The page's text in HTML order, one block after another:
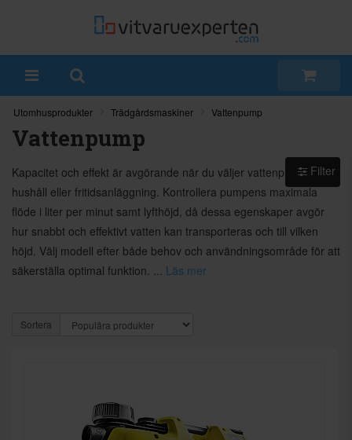
Utomhusprodukter Trädgårdsmaskiner Vattenpump
Vattenpump
Kapacitet och effekt är avgörande när du väljer vattenpump till
hushåll eller fritidsanläggning. Kontrollera pumpens maximala
flöde i liter per minut samt lyfthöjd, då dessa egenskaper avgör
hur snabbt och effektivt vatten kan transporteras och till vilken
höjd. Välj modell efter både behov och användningsområde för att
säkerställa optimal funktion. ... Läs mer
Sortera
Filter